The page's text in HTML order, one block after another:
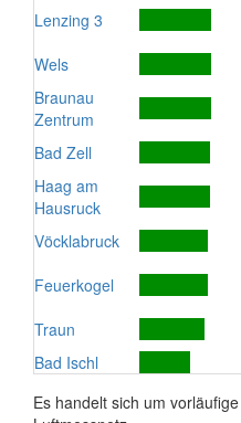
Lenzing 3
Wels
Braunau
Zentrum
Bad Zell
Haag am
Hausruck
Vöcklabruck
Feuerkogel
Traun
Bad Ischl
Es handelt sich um